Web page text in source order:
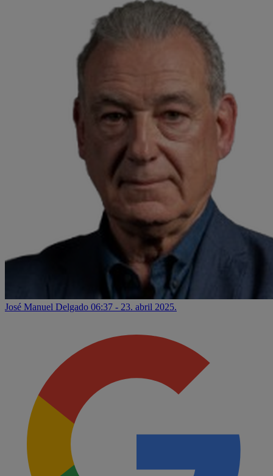
José Manuel Delgado 06:37 - 23. abril 2025.